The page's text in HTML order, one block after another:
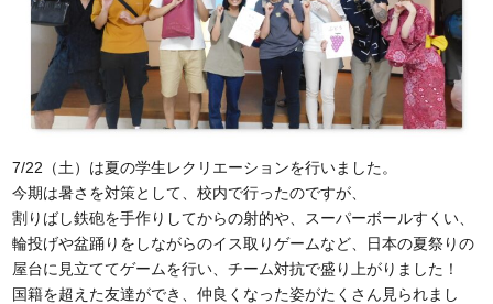
7/22（土）は夏の学生レクリエーションを行いました。
今期は暑さを対策として、校内で行ったのですが、
割りばし鉄砲を手作りしてからの射的や、スーパーボールすくい、
輪投げや盆踊りをしながらのイス取りゲームなど、日本の夏祭りの
屋台に見立ててゲームを行い、チーム対抗で盛り上がりました！
国籍を超えた友達ができ、仲良くなった姿がたくさん見られまし